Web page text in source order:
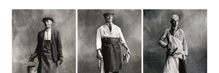
Accessoires
Chef
Individuell